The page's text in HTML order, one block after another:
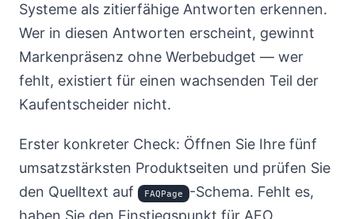
Systeme als zitierfähige Antworten erkennen.
Wer in diesen Antworten erscheint, gewinnt
Markenpräsenz ohne Werbebudget — wer
fehlt, existiert für einen wachsenden Teil der
Kaufentscheider nicht.
Erster konkreter Check: Öffnen Sie Ihre fünf
umsatzstärksten Produktseiten und prüfen Sie
den Quelltext auf
FAQPage
-Schema. Fehlt es,
haben Sie den Einstiegspunkt für AEO